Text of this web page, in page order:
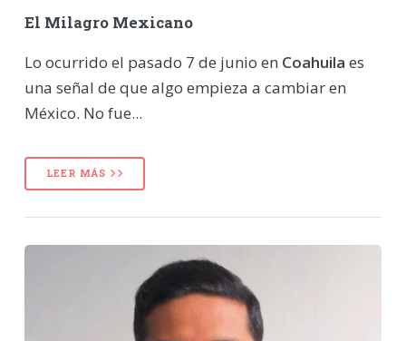
El Milagro Mexicano
Lo ocurrido el pasado 7 de junio en Coahuila es
una señal de que algo empieza a cambiar en
México. No fue...
LEER MÁS